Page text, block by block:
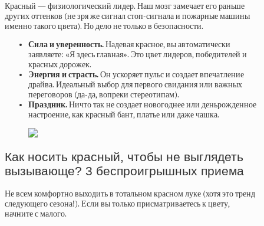
Красный — физиологический лидер. Наш мозг замечает его раньше
других оттенков (не зря же сигнал стоп-сигнала и пожарные машины
именно такого цвета). Но дело не только в безопасности.
Сила и уверенность.Надевая красное, вы автоматически
заявляете: «Я здесь главная». Это цвет лидеров, победителей и
красных дорожек.
Энергия и страсть.Он ускоряет пульс и создает впечатление
драйва. Идеальный выбор для первого свидания или важных
переговоров (да-да, вопреки стереотипам).
Праздник.Ничто так не создает новогоднее или деньрожденное
настроение, как красный бант, платье или даже чашка.
Как носить красный, чтобы не выглядеть
вызывающе? 3 беспроигрышных приема
Не всем комфортно выходить в тотальном красном луке (хотя это тренд
следующего сезона!). Если вы только присматриваетесь к цвету,
начните с малого.